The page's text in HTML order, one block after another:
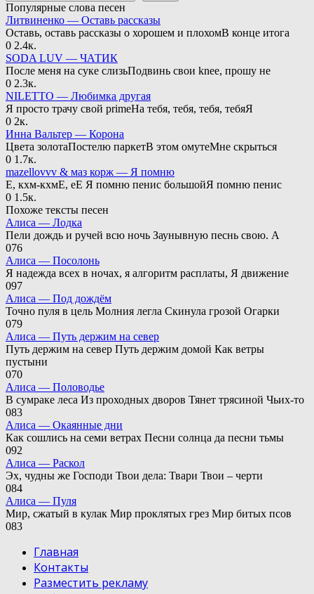
Популярные слова песен
Литвиненко — Оставь рассказы
Оставь, оставь рассказы о хорошем и плохомВ конце итога
0 2.4к.
SODA LUV — ЧАТИК
После меня на суке слизьПодвинь свои knee, прошу не
0 2.3к.
NILETTO — Любимка другая
Я просто трачу свой primeНа тебя, тебя, тебя, тебяЯ
0 2к.
Инна Вальтер — Корона
Цвета золотаПостелю паркетВ этом омутеМне скрыться
0 1.7к.
mazellovvv & маз корж — Я помню
Е, кхм-кхмЕ, еЕ Я помню пенис большойЯ помню пенис
0 1.5к.
Похоже тексты песен
Алиса — Лодка
Пели дождь и ручей всю ночь Заунывную песнь свою. А
076
Алиса — Посолонь
Я надежда всех в ночах, я алгоритм расплаты, Я движение
097
Алиса — Под дождём
Точно пуля в цель Молния легла Скинула грозой Огарки
079
Алиса — Путь держим на север
Путь держим на север Путь держим домой Как ветры
пустыни
070
Алиса — Половодье
В сумраке леса Из проходных дворов Тянет трясиной Чьих-то
083
Алиса — Окаянные дни
Как сошлись на семи ветрах Песни солнца да песни тьмы
092
Алиса — Раскол
Эх, чудны же Господи Твои дела: Твари Твои – черти
084
Алиса — Пуля
Мир, сжатый в кулак Мир проклятых грез Мир битых псов
083
Главная
Контакты
Разместить рекламу